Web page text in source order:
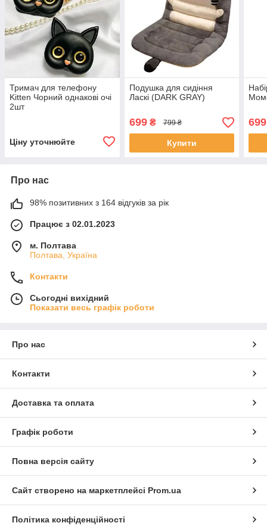
Тримач для телефону
Kitten Чорний однакові очі
2шт
Ціну уточнюйте
Подушка для сидіння
Ласкі (DARK GRAY)
699₴ 799 ₴
Купити
699
Про нас
98% позитивних з 164 відгуків за рік
Працює з 02.01.2023
м. Полтава
Полтава, Україна
Контакти
Сьогодні вихідний
Показати весь графік роботи
Про нас
Контакти
Доставка та оплата
Графік роботи
Повна версія сайту
Сайт створено на маркетплейсі Prom.ua
Політика конфіденційності